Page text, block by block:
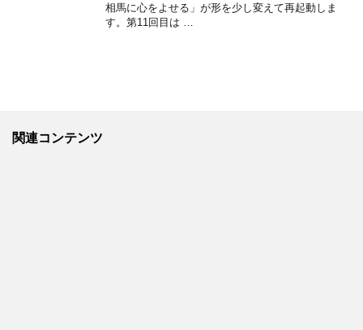
相馬に心をよせる」が形を少し変えて再起動しま
す。第11回目は …
関連コンテンツ